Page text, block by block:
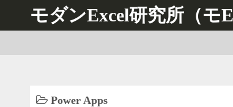
モダンExcel研究所（モ
Power Apps